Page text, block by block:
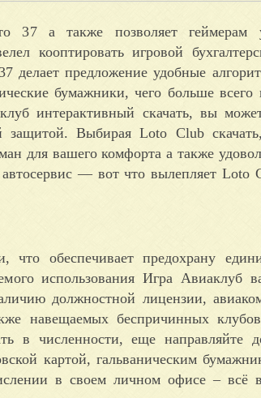
37 а также позволяет геймерам
кооптировать игровой
предложение удобные
бумажники, чего больше
интерактивный скачать, вы
защитой. Выбирая Loto Club
для вашего комфорта а также
— вот что вылепляет Loto
что обеспечивает предохрану
использования Игра Авиаклуб
должностной лицензии,
навещаемых беспричинных
в численности, еще направляйте
картой, гальваническим
в своем личном офисе – всё